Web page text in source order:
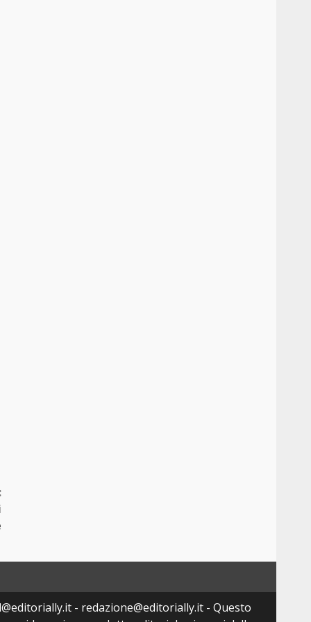
- redazione@editorially.it - Questo